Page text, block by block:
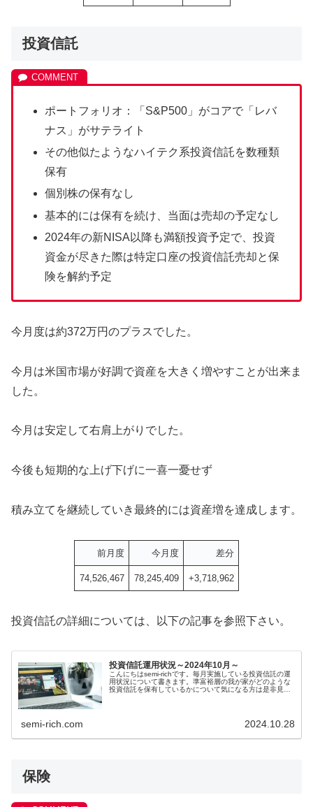
投資信託
ポートフォリオ：「S&P500」がコアで「レバ
ナス」がサテライト
その他似たようなハイテク系投資信託を数種類
保有
個別株の保有なし
基本的には保有を続け、当面は売却の予定なし
2024年の新NISA以降も満額投資予定で、投資
資金が尽きた際は特定口座の投資信託売却と保
険を解約予定
今月度は約372万円のプラスでした。
今月は米国市場が好調で資産を大きく増やすことが出来ま
した。
今月は安定して右肩上がりでした。
今後も短期的な上げ下げに一喜一憂せず
積み立てを継続していき最終的には資産増を達成します。
前月度 今月度 差分
74,526,467 78,245,409 +3,718,962
投資信託の詳細については、以下の記事を参照下さい。
投資信託運用状況～2024年10月～
こんにちはsemi-richです。毎月実施している投資信託の運
用状況について書きます。準富裕層の我が家がどのような
投資信託を保有しているかについて気になる方は是非見て
semi-rich.com 2024.10.28
保険